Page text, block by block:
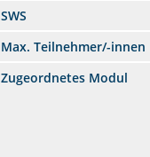
SWS
Max. Teilnehmer/-innen
Zugeordnetes Modul